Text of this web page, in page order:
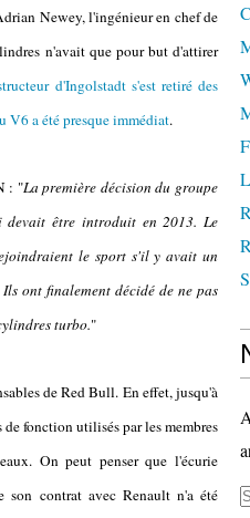
Newey, l'ingénieur en chef de
n'avait que pour but d'attirer
d'Ingolstadt s'est retiré des
V6 a été presque immédiat.
: "La première décision du groupe
devait être introduit en 2013. Le
le sport s'il y avait un
ont finalement décidé de ne pas
turbo."
de Red Bull. En effet, jusqu'à
de fonction utilisés par les membres
On peut penser que l'écurie
contrat avec Renault n'a été